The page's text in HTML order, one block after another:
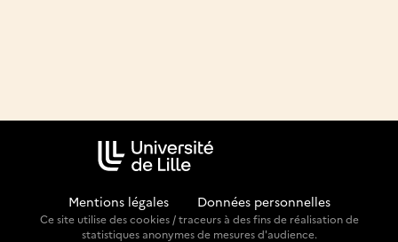
Mentions légales Données personnelles
Ce site utilise des cookies / traceurs à des fins de réalisation de
statistiques anonymes de mesures d'audience.